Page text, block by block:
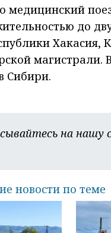
медицинский
до
Хакасия,
магистрали.
Сибири.
на нашу
новости по теме